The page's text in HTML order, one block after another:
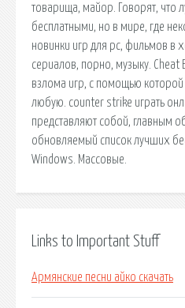
товарища, майор. Говорят, что
бесплатными, но в мире, где
новинки игр для pc, фильмов в
сериалов, порно, музыку. Cheat
взлома игр, с помощью которой
любую. counter strike играть
представляют собой, главным
обновляемый список лучших
Windows. Массовые.
Links to Important Stuff
Армянские песни айко скачать